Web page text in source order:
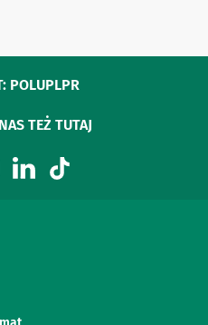
POLUPLPR
TEŻ TUTAJ